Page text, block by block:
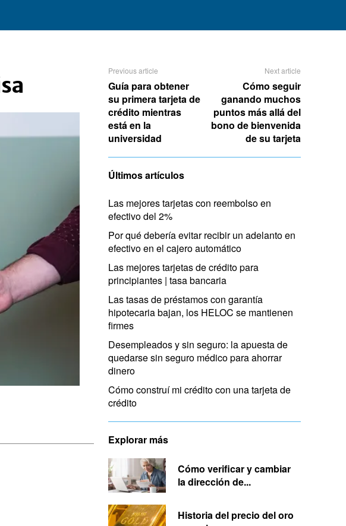
Previous article
Guía para obtener
su primera tarjeta de
crédito mientras
está en la
universidad
Next article
Cómo seguir
ganando muchos
puntos más allá del
bono de bienvenida
de su tarjeta
Últimos artículos
Las mejores tarjetas con reembolso en
efectivo del 2%
Por qué debería evitar recibir un adelanto en
efectivo en el cajero automático
Las mejores tarjetas de crédito para
principiantes | tasa bancaria
Las tasas de préstamos con garantía
hipotecaria bajan, los HELOC se mantienen
firmes
Desempleados y sin seguro: la apuesta de
quedarse sin seguro médico para ahorrar
dinero
Cómo construí mi crédito con una tarjeta de
crédito
Explorar más
Cómo verificar y cambiar
la dirección de...
Historia del precio del oro